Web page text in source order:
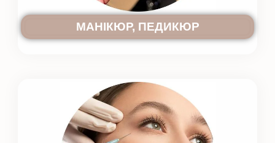
МАНІКЮР, ПЕДИКЮР